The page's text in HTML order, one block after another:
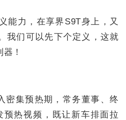
能力，在享界S9T身上，又
我们可以先下个定义，这就
！
密集预热期，常务董事、终
热视频，既让新车排面拉